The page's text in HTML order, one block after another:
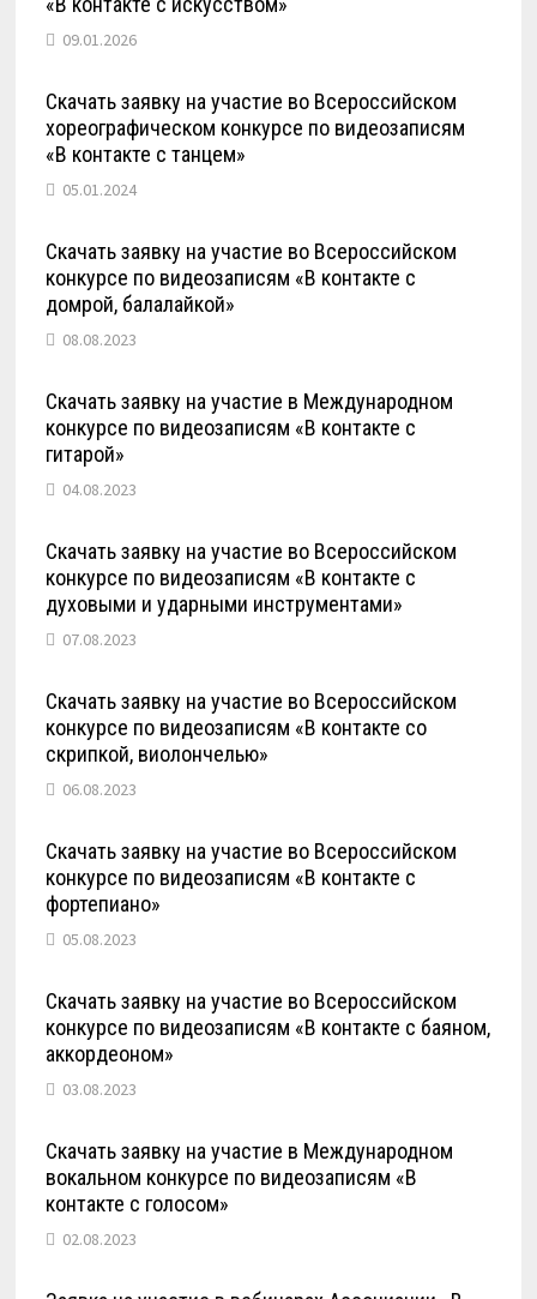
09.01.2026
Скачать заявку на участие во Всероссийском
хореографическом конкурсе по видеозаписям
«В контакте с танцем»
05.01.2024
Скачать заявку на участие во Всероссийском
конкурсе по видеозаписям «В контакте с
домрой, балалайкой»
08.08.2023
Скачать заявку на участие в Международном
конкурсе по видеозаписям «В контакте с
гитарой»
04.08.2023
Скачать заявку на участие во Всероссийском
конкурсе по видеозаписям «В контакте с
духовыми и ударными инструментами»
07.08.2023
Скачать заявку на участие во Всероссийском
конкурсе по видеозаписям «В контакте со
скрипкой, виолончелью»
06.08.2023
Скачать заявку на участие во Всероссийском
конкурсе по видеозаписям «В контакте с
фортепиано»
05.08.2023
Скачать заявку на участие во Всероссийском
конкурсе по видеозаписям «В контакте с баяном,
аккордеоном»
03.08.2023
Скачать заявку на участие в Международном
вокальном конкурсе по видеозаписям «В
контакте с голосом»
02.08.2023